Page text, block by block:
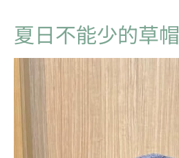
夏日不能少的草帽